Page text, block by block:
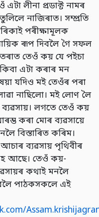
লীনা প্ৰডাক্ট নামৰ
নাজিৰাত। সম্প্ৰতি
পৰীক্ষামূলক
ৰূপ দিবলৈ গৈ সফল
তেওঁ কয় যে পইচা
এটা কৰাৰ মন
যদিও মই তেওঁৰ পৰা
নাছিলো। মই লোণ লৈ
লগতে তেওঁ কয়
কৰা মোৰ ব্যৱসায়ে
বিস্তাৰিত কৰিম।
ব্যৱসায় পৃথিবীৰ
আছে। তেওঁ কয়-
কথাই মনলৈ
পাঠকসকলে এই